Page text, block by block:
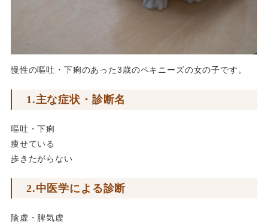
慢性の嘔吐・下痢のあった3歳のペキニーズの女の子です。
1.主な症状・診断名
嘔吐・下痢
痩せている
歩きたがらない
2.中医学による診断
陰虚・脾気虚